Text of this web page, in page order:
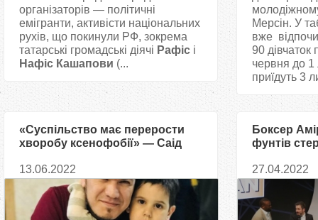
організаторів — політичні
емігранти, активісти національних
рухів, що покинули РФ, зокрема
татарські громадські діячі Рафіс і
Нафіс Кашапови (...
Мерсін. У
вже
90 дівчаток
червня до 1
приїдуть 3
«Суспільство має перерости
хворобу ксенофобії» — Саід
побиття імама у Чернівцях
13.06.2022
Боксер
фунтів
27.04.2022